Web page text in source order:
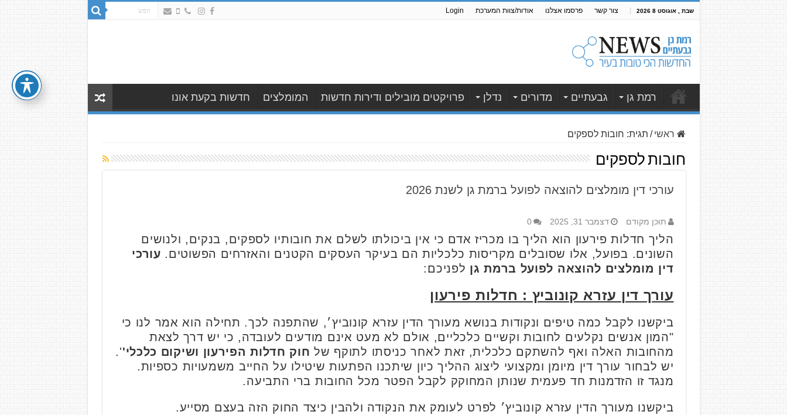
שבת , אוגוסט 8 2026 צור קשר פרסמו אצלנו אודות/צוות המערכת Login
רמת גן גבעתיים מדורים נדלן פרויקטים מובילים ודירות חדשות המומלצים חדשות בקעת אונו
ראשי / תגית: חובות לספקים
חובות לספקים
עורכי דין מומלצים להוצאה לפועל ברמת גן לשנת 2026
תוכן מקודם דצמבר 31, 2025 0
הליך חדלות פירעון הוא הליך בו מכריז אדם כי אין ביכולתו לשלם את חובותיו לספקים, בנקים, ולנושים
השונים. בפועל, אלו שסובלים מקריסות כלכליות הם בעיקר העסקים הקטנים והאזרחים הפשוטים. עורכי
דין מומלצים להוצאה לפועל ברמת גן לפניכם:
עורך דין עזרא קונוביץ : חדלות פירעון
ביקשנו לקבל כמה טיפים ונקודות בנושא מעורך הדין עזרא קונוביץ׳, שהתפנה לכך. תחילה הוא אמר לנו כי
"המון אנשים נקלעים לחובות וקשיים כלכליים, אולם לא מעט אינם מודעים לעובדה, כי יש דרך לצאת
מהחובות האלה ואף להשתקם כלכלית, זאת לאחר כניסתו לתוקף של חוק חדלות הפירעון ושיקום כלכלי''.
יש לבחור עורך דין מיומן ומקצועי ליצוג ההליך כיון שיתכנו הפתעות שיטילו על החייב משמעויות כספיות.
מנגד זו הזדמנות חד פעמית שנותן המחוקק לקבל הפטר מכל החובות ברי התביעה.
ביקשנו מעורך הדין עזרא קונוביץ׳ לפרט לעומק את הנקודה ולהבין כיצד החוק הזה בעצם מסייע.